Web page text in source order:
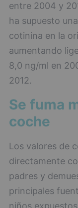
entre 2004 y
ha supuesto
cotinina en la
aumentando
8,0 ng/ml en
2012.
Se fuma
coche
Los valores de
directamente
padres y
principales
niños